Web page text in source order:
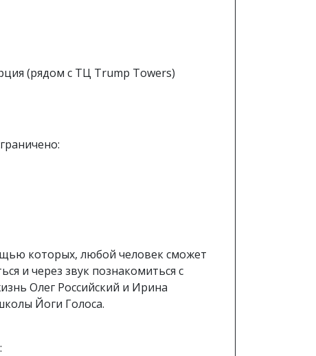
(рядом с ТЦ Trump Towers)
которых, любой человек сможет
и через звук познакомиться с
Олег Российский и Ирина
Йоги Голоса.